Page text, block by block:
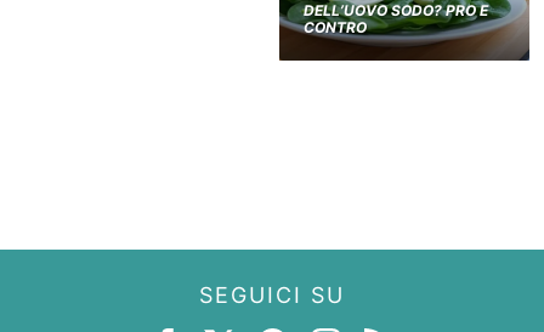
DELL’UOVO SODO? PRO E
CONTRO
SEGUICI SU